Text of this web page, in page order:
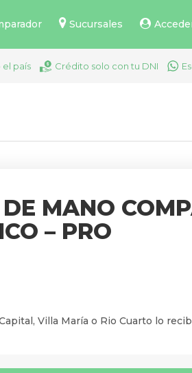
Sucursales
el país Crédito solo con tu DNI
MANO
– PRO
Villa María o Rio Cuarto lo